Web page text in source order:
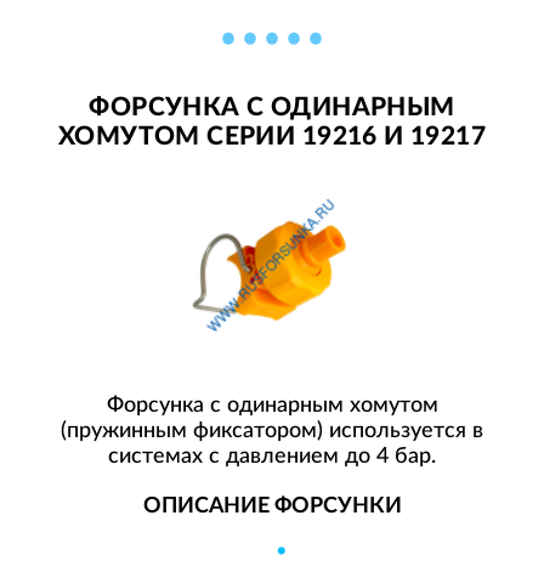
ФОРСУНКА С ОДИНАРНЫМ
ХОМУТОМ СЕРИИ 19216 И 19217
Форсунка с одинарным хомутом
(пружинным фиксатором) используется в
системах с давлением до 4 бар.
ОПИСАНИЕ ФОРСУНКИ